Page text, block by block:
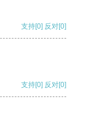
支持[0] 反对[0]
支持[0] 反对[0]